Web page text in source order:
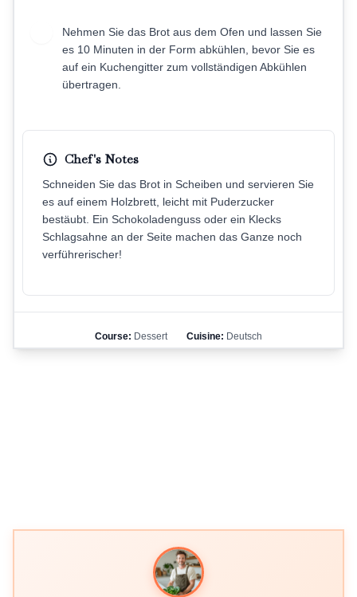
Nehmen Sie das Brot aus dem Ofen und lassen Sie
es 10 Minuten in der Form abkühlen, bevor Sie es
auf ein Kuchengitter zum vollständigen Abkühlen
übertragen.
Chef's Notes
Schneiden Sie das Brot in Scheiben und servieren Sie
es auf einem Holzbrett, leicht mit Puderzucker
bestäubt. Ein Schokoladenguss oder ein Klecks
Schlagsahne an der Seite machen das Ganze noch
verführerischer!
Course: Dessert Cuisine: Deutsch